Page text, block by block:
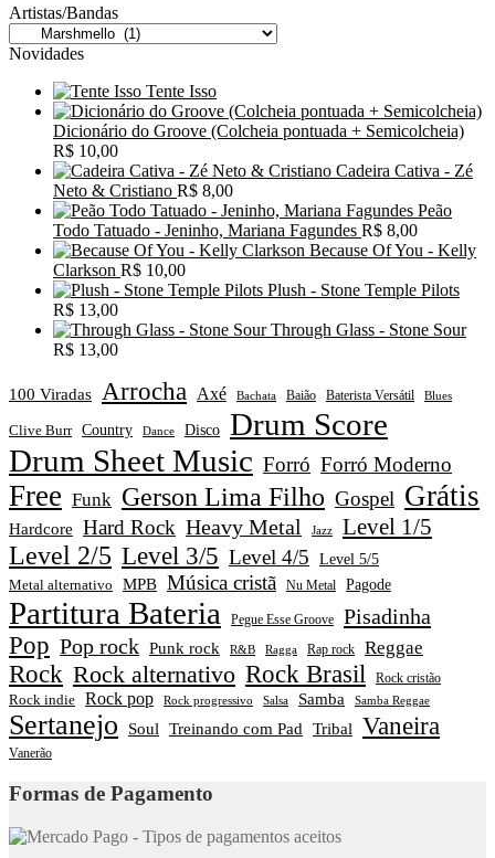
Artistas/Bandas
Novidades
Tente Isso
Dicionário do Groove (Colcheia pontuada + Semicolcheia)
R$ 10,00
Cadeira Cativa - Zé
Neto & Cristiano R$ 8,00
Peão
Todo Tatuado - Jeninho, Mariana Fagundes R$ 8,00
Because Of You - Kelly
Clarkson R$ 10,00
Plush - Stone Temple Pilots
R$ 13,00
Through Glass - Stone Sour
R$ 13,00
100 Viradas Arrocha Axé Bachata Baião Baterista Versátil Blues
Clive Burr Country Dance Disco Drum Score
Drum Sheet Music Forró Forró Moderno
Free Funk Gerson Lima Filho Gospel Grátis
Hardcore Hard Rock Heavy Metal Jazz Level 1/5
Level 2/5 Level 3/5 Level 4/5 Level 5/5
Metal alternativo MPB Música cristã Nu Metal Pagode
Partitura Bateria Pegue Esse Groove Pisadinha
Pop Pop rock Punk rock R&B Ragga Rap rock Reggae
Rock Rock alternativo Rock Brasil Rock cristão
Rock indie Rock pop Rock progressivo Salsa Samba Samba Reggae
Sertanejo Soul Treinando com Pad Tribal Vaneira
Vanerão
Formas de Pagamento